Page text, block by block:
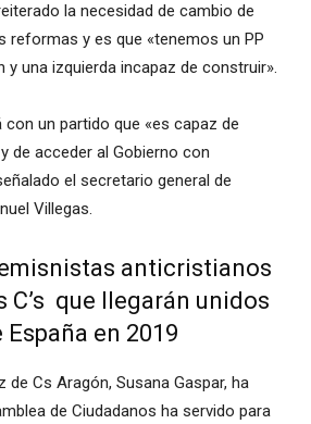
la necesidad de cambio de
reformas y es que «tenemos un PP
y una izquierda incapaz de construir».
con un partido que «es capaz de
de acceder al Gobierno con
el secretario general de
Villegas.
anticristianos
C’s que llegarán unidos
en 2019
Cs Aragón, Susana Gaspar, ha
de Ciudadanos ha servido para